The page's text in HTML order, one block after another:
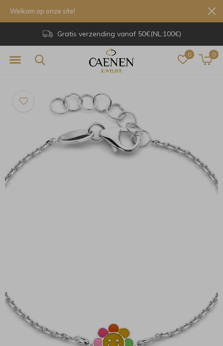
0 0
Gratis verzending vanaf 50€(NL:100€)
Welkom op onze site!